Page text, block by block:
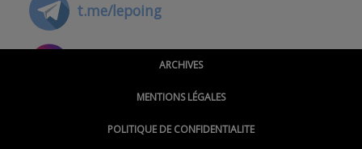
t.me/lepoing
@montpellierpoinginfo
ARCHIVES
MENTIONS LÉGALES
POLITIQUE DE CONFIDENTIALITE